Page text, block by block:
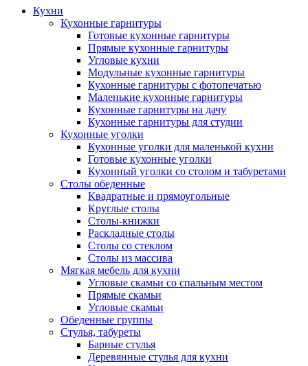
Кухни
Кухонные гарнитуры
Готовые кухонные гарнитуры
Прямые кухонные гарнитуры
Угловые кухни
Модульные кухонные гарнитуры
Кухонные гарнитуры с фотопечатью
Маленькие кухонные гарнитуры
Кухонные гарнитуры на дачу
Кухонные гарнитуры для студии
Кухонные уголки
Кухонные уголки для маленькой кухни
Готовые кухонные уголки
Кухонный уголки со столом и табуретами
Столы обеденные
Квадратные и прямоугольные
Круглые столы
Столы-книжки
Раскладные столы
Столы со стеклом
Столы из массива
Мягкая мебель для кухни
Угловые скамьи со спальным местом
Прямые скамьи
Угловые скамьи
Обеденные группы
Стулья, табуреты
Барные стулья
Деревянные стулья для кухни